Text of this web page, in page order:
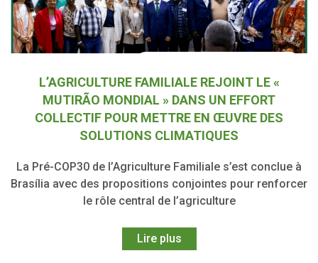
L’AGRICULTURE FAMILIALE REJOINT LE «
MUTIRÃO MONDIAL » DANS UN EFFORT
COLLECTIF POUR METTRE EN ŒUVRE DES
SOLUTIONS CLIMATIQUES
La Pré-COP30 de l’Agriculture Familiale s’est conclue à
Brasília avec des propositions conjointes pour renforcer
le rôle central de l’agriculture
Lire plus